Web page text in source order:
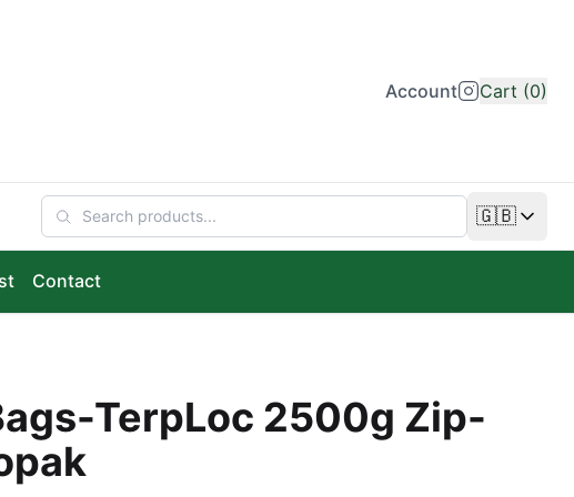
Account Cart (0)
🇬🇧
Change
Contact
TerpLoc 2500g Zip-